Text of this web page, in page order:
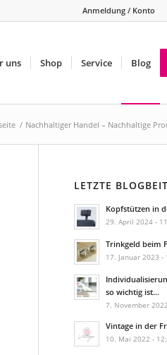
Anmeldung / Konto
uns Shop Service Blog
/ Nachhaltiger Handel – Nachhaltige
LETZTE
Kopfstützen in
29. April 2024 -
Trinkgeld beim
17. Januar 2023 -
so wichtig ist…
7. November
Vintage in der
10. Mai 2022 -